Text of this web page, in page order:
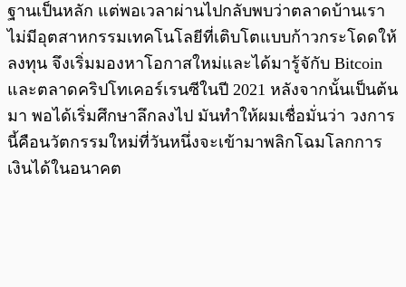
ฐานเป็นหลัก แต่พอเวลาผ่านไปกลับพบว่าตลาดบ้านเรา
ไม่มีอุตสาหกรรมเทคโนโลยีที่เติบโตแบบก้าวกระโดดให้
ลงทุน จึงเริ่มมองหาโอกาสใหม่และได้มารู้จักับ Bitcoin
และตลาดคริปโทเคอร์เรนซีในปี 2021 หลังจากนั้นเป็นต้น
มา พอได้เริ่มศึกษาลึกลงไป มันทำให้ผมเชื่อมั่นว่า วงการ
นี้คือนวัตกรรมใหม่ที่วันหนึ่งจะเข้ามาพลิกโฉมโลกการ
เงินได้ในอนาคต